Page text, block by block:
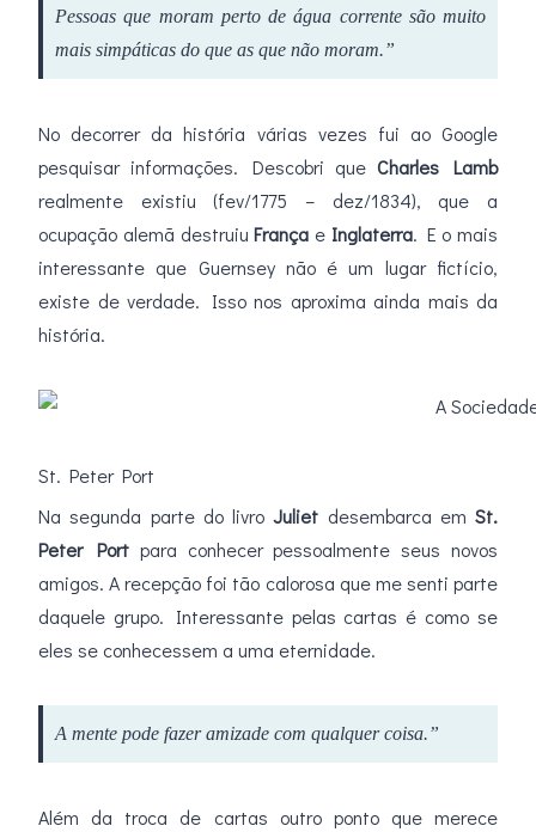
Pessoas que moram perto de água corrente são muito
mais simpáticas do que as que não moram.”
No decorrer da história várias vezes fui ao Google
pesquisar informações. Descobri que Charles Lamb
realmente existiu (fev/1775 – dez/1834), que a
ocupação alemã destruiuFrança e Inglaterra. E o mais
interessante que Guernsey não é um lugar fictício,
existe de verdade. Isso nos aproxima ainda mais da
história.
St. Peter Port
Na segunda parte do livroJuliet desembarca em St.
Peter Portpara conhecer pessoalmente seus novos
amigos. A recepção foi tão calorosa que me senti parte
daquele grupo. Interessante pelas cartas é como se
eles se conhecessem a uma eternidade.
A mente pode fazer amizade com qualquer coisa.”
Além da troca de cartas outro ponto que merece